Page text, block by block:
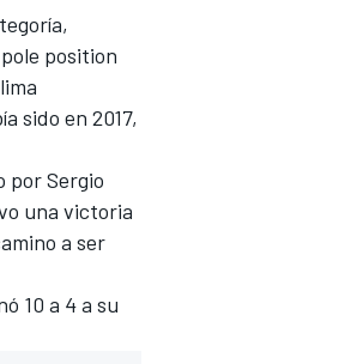
position
sido en 2017,
porSergio
una victoria
a ser
10 a 4 a su